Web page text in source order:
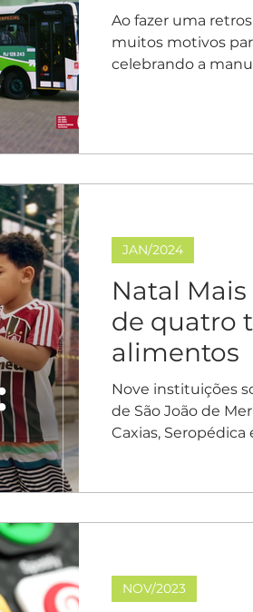
Ao fazer uma
muitos motivos
celebrando a
Natal
de quatro
alimentos
Nove instituições
de São João de
Caxias, Seropédica
JAN/2024
NOV/2023